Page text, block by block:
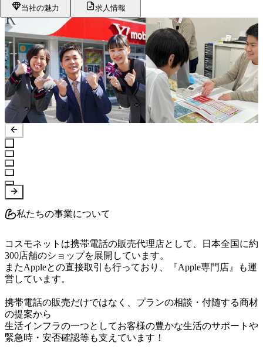
当社の魅力 求人情報
私たちの事業について
コスモネットは携帯電話の販売代理店として、日本全国に約
300店舗のショップを展開しています。
またAppleとの直接取引も行っており、『Apple専門店』も運
営しています。
携帯電話の販売だけではなく、プランの相談・付随する商材
の提案から
生活インフラの一つとしてお客様の豊かな生活のサポートや
緊急時・安否確認等も支えています！